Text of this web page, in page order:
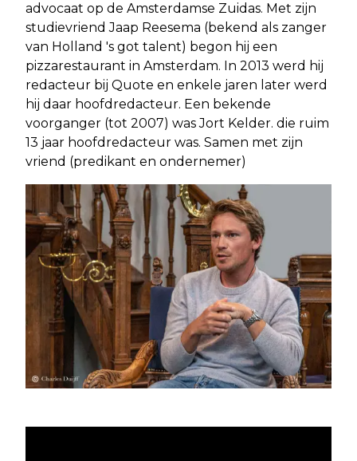
advocaat op de Amsterdamse Zuidas. Met zijn
studievriend Jaap Reesema (bekend als zanger
van Holland 's got talent) begon hij een
pizzarestaurant in Amsterdam. In 2013 werd hij
redacteur bij Quote en enkele jaren later werd
hij daar hoofdredacteur. Een bekende
voorganger (tot 2007) was Jort Kelder. die ruim
13 jaar hoofdredacteur was. Samen met zijn
vriend (predikant en ondernemer)